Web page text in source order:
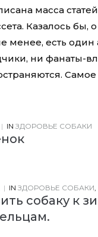
масса
Казалось бы,
менее, есть один
ни фанаты-
Самое
| IN ЗДОРОВЬЕ СОБАКИ
| IN ЗДОРОВЬЕ СОБАКИ,
собаку к